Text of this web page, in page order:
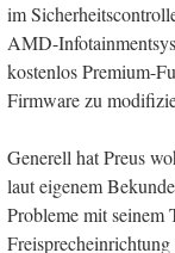
im
AMD-
kostenlos Premium-
Firmware zu
Generell hat Preus
laut eigenem
Probleme mit seinem